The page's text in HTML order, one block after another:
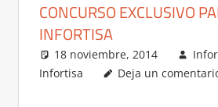
CONCURSO EXCLUSIVO
INFORTISA
18 noviembre, 2014
Infortisa
Deja un